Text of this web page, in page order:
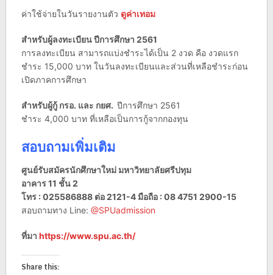
ค่าใช้จ่ายในวันรายงานตัว ดูค่าเทอม
สำหรับผู้ลงทะเบียน ปีการศึกษา 2561
การลงทะเบียน สามารถแบ่งชำระได้เป็น 2 งวด คือ งวดแรก
ชำระ 15,000 บาท ในวันลงทะเบียนและส่วนที่เหลือชำระก่อน
เปิดภาคการศึกษา
สำหรับผู้กู้ กรอ. และ กยศ. ปีการศึกษา 2561
ชำระ 4,000 บาท ที่เหลือเป็นการกู้จากกองทุน
สอบถามเพิ่มเติม
ศูนย์รับสมัครนักศึกษาใหม่ มหาวิทยาลัยศรีปทุม
อาคาร 11 ชั้น 2
โทร : 025586888 ต่อ 2121-4 มือถือ : 08 4751 2900-15
สอบถามทาง Line: @SPUadmission
ที่มา https://www.spu.ac.th/
Share this: